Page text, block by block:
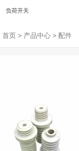
负荷开关
首页 > 产品中心 > 配件